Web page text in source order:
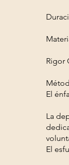
Rigor
El
La
El